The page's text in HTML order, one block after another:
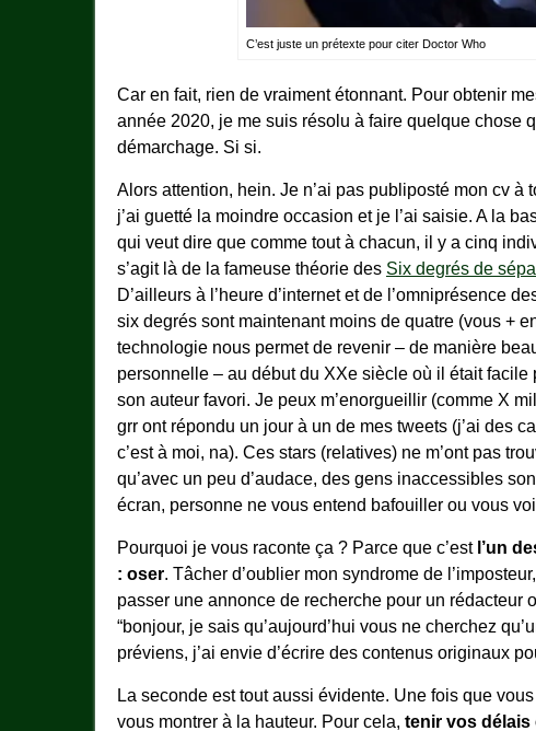
C’est juste un prétexte pour citer Doctor Who
Car en fait, rien de vraiment étonnant. Pour obtenir
année 2020, je me suis résolu à faire quelque chose
démarchage. Si si.
Alors attention, hein. Je n’ai pas publiposté mon cv à
j’ai guetté la moindre occasion et je l’ai saisie. A la
qui veut dire que comme tout à chacun, il y a cinq
s’agit là de la fameuse théorie des Six degrés de
D’ailleurs à l’heure d’internet et de l’omniprésence
six degrés sont maintenant moins de quatre (vous +
technologie nous permet de revenir – de manière
personnelle – au début du XXe siècle où il était
son auteur favori. Je peux m’enorgueillir (comme X
grr ont répondu un jour à un de mes tweets (j’ai des
c’est à moi, na). Ces stars (relatives) ne m’ont pas
qu’avec un peu d’audace, des gens inaccessibles
écran, personne ne vous entend bafouiller ou vous
Pourquoi je vous raconte ça ? Parce que c’est l’un
: oser. Tâcher d’oublier mon syndrome de
passer une annonce de recherche pour un rédacteur
“bonjour, je sais qu’aujourd’hui vous ne cherchez
préviens, j’ai envie d’écrire des contenus originaux
La seconde est tout aussi évidente. Une fois que
vous montrer à la hauteur. Pour cela, tenir vos délais